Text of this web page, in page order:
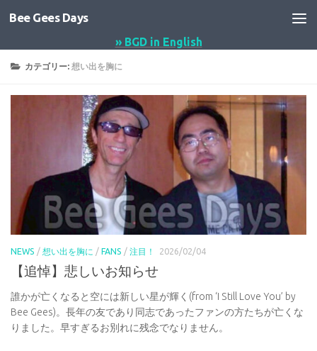
コンテンツへスキップ
Bee Gees Days
» BGD in English
カテゴリー:想い出を胸に
NEWS / 想い出を胸に / FANS / 注目！ 2026/02/04
【追悼】悲しいお知らせ
誰かが亡くなると空には新しい星が輝く(from ‘I Still Love You’ by
Bee Gees)。長年の友であり同志であったファンの方たちが亡くな
りました。早すぎるお別れに残念でなりません。